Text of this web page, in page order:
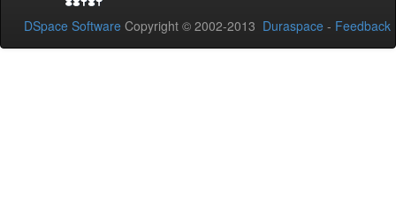
DSpace Software Copyright © 2002-2013 Duraspace - Feedback